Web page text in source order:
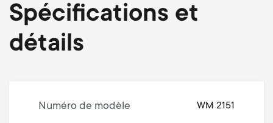
Spécifications et
détails
Numéro de modèle WM 2151